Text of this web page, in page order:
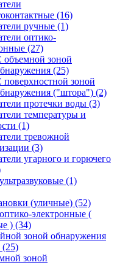
(16)
ручные (1)
оптико-
(27)
объемной зоной
(25)
поверхностной зоной
("штора") (2)
протечки воды (3)
температуры и
(1)
тревожной
(3)
угарного и горючего
(1)
(уличные) (52)
электронные (
) (34)
зоной обнаружения
(25)
зоной